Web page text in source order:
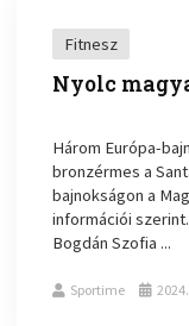
Fitnesz
Nyolc
Három Európa-
bronzérmes a
bajnokságon a
információi
Bogdán Szofia ...
Sportime